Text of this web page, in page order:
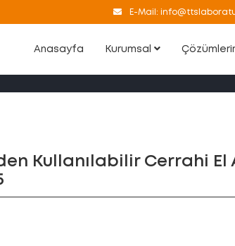
E-Mail:
Anasayfa Kurumsal
Kullanılabilir Cerrahi El